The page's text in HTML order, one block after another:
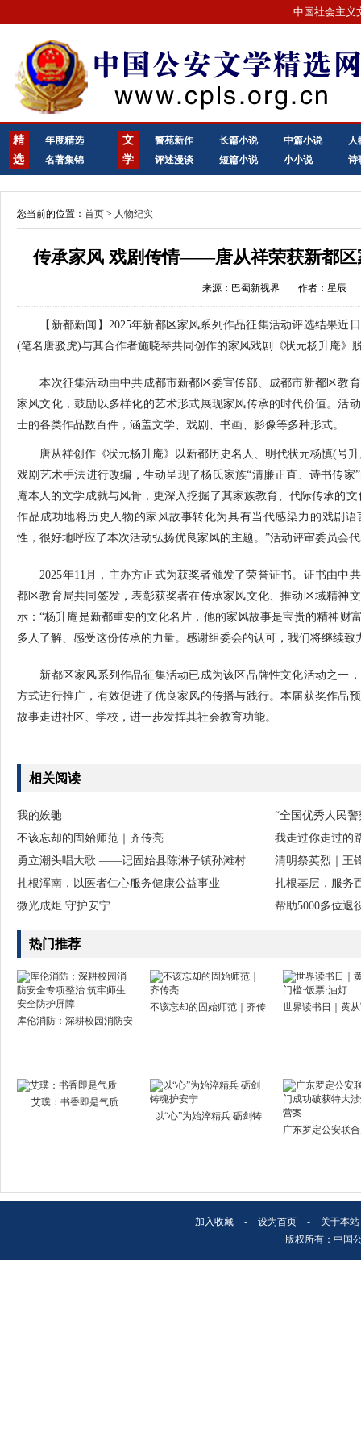
中国社会主义
精
选
年度精选
名著集锦
文
学
警苑新作 长篇小说 中篇小说
人
评述漫谈
短篇小说 小小说 诗
您当前的位置： 首页 > 人物纪实
传承家风 戏剧传情——唐从祥荣获新都区
来源：巴蜀新视界 作者：星辰
【新都新闻】2025年新都区家风系列作品征集活动评选结果近
(笔名唐驳虎)与其合作者施晓琴共同创作的家风戏剧《状元杨升庵》
本次征集活动由中共成都市新都区委宣传部、成都市新都区教育
家风文化，鼓励以多样化的艺术形式展现家风传承的时代价值。活
士的各类作品数百件，涵盖文学、戏剧、书画、影像等多种形式。
唐从祥创作《状元杨升庵》以新都历史名人、明代状元杨慎(号升
戏剧艺术手法进行改编，生动呈现了杨氏家族“清廉正直、诗书传家
庵本人的文学成就与风骨，更深入挖掘了其家族教育、代际传承的
作品成功地将历史人物的家风故事转化为具有当代感染力的戏剧
性，很好地呼应了本次活动弘扬优良家风的主题。”活动评审委员会
2025年11月，主办方正式为获奖者颁发了荣誉证书。证书由中
都区教育局共同签发，表彰获奖者在传承家风文化、推动区域精神
示：“杨升庵是新都重要的文化名片，他的家风故事是宝贵的精神财
多人了解、感受这份传承的力量。感谢组委会的认可，我们将继续致
新都区家风系列作品征集活动已成为该区品牌性文化活动之一，
方式进行推广，有效促进了优良家风的传播与践行。本届获奖作品
故事走进社区、学校，进一步发挥其社会教育功能。
相关阅读
我的娭毑
“全国优秀人民
不该忘却的固始师范｜齐传亮
我走过你走过的
勇立潮头唱大歌 ——记固始县陈淋子镇孙滩村
清明祭英烈｜王
扎根浑南，以医者仁心服务健康公益事业 ——
扎根基层，服务
微光成炬 守护安宁
帮助5000多位退
热门推荐
库伦消防：深耕校园消防安
不该忘却的固始师范｜齐传 世界读书日｜黄
艾璞：书香即是气质
以“心”为始淬精兵 砺剑铸
广东罗定公安联
加入收藏 - 设为首页 -
关于本站
版权所有：中国